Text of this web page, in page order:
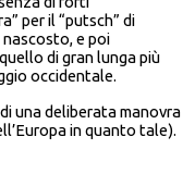
per il “putsch” di
nascosto, e poi
di gran lunga più
occidentale.
una deliberata manovra
in quanto tale).